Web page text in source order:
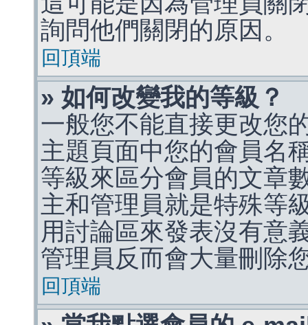
詢問他們關閉的原因。
回頂端
» 如何改變我的等級？
一般您不能直接更改您
主題頁面中您的會員名
等級來區分會員的文章
主和管理員就是特殊等
用討論區來發表沒有意
管理員反而會大量刪除
回頂端